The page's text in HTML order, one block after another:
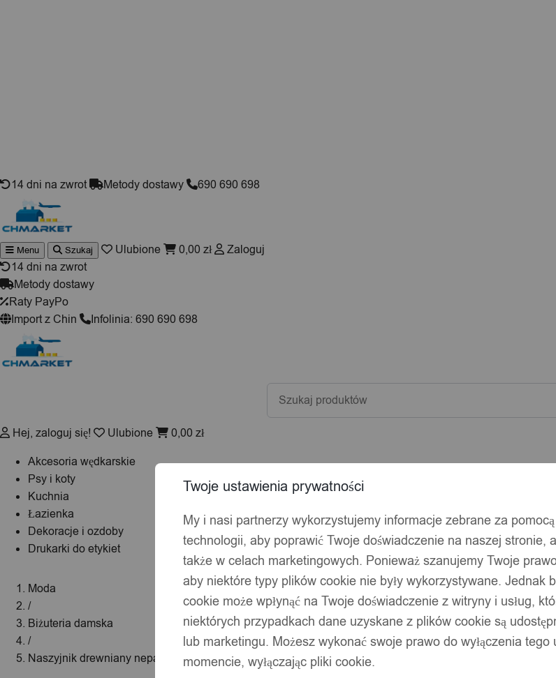
14 dni na zwrot Metody dostawy 690 690 698
Menu Szukaj Ulubione 0,00 zł
Zaloguj
14 dni na zwrot
Metody dostawy
Raty PayPo
Import z Chin
Infolinia: 690 690 698
Wyszukiwarka
produktów
Hej, zaloguj się! Ulubione 0,00 zł
Akcesoria wędkarskie
Psy i koty
Kuchnia
Łazienka
Dekoracje i ozdoby
Drukarki do etykiet
Moda
/
Biżuteria damska
/
Naszyjnik drewniany nepal buddyjski mala amulet koraliki handmade tybet
Twoje ustawienia prywatności
My i nasi partnerzy wykorzystujemy informacje zebrane za
technologii, aby poprawić Twoje doświadczenie na naszej stronie,
także w celach marketingowych. Ponieważ szanujemy Twoje
aby niektóre typy plików cookie nie były wykorzystywane. Jednak
cookie może wpłynąć na Twoje doświadczenie z witryny i usług,
niektórych przypadkach dane uzyskane z plików cookie są
lub marketingu. Możesz wykonać swoje prawo do wyłączenia
momencie, wyłączając pliki cookie.